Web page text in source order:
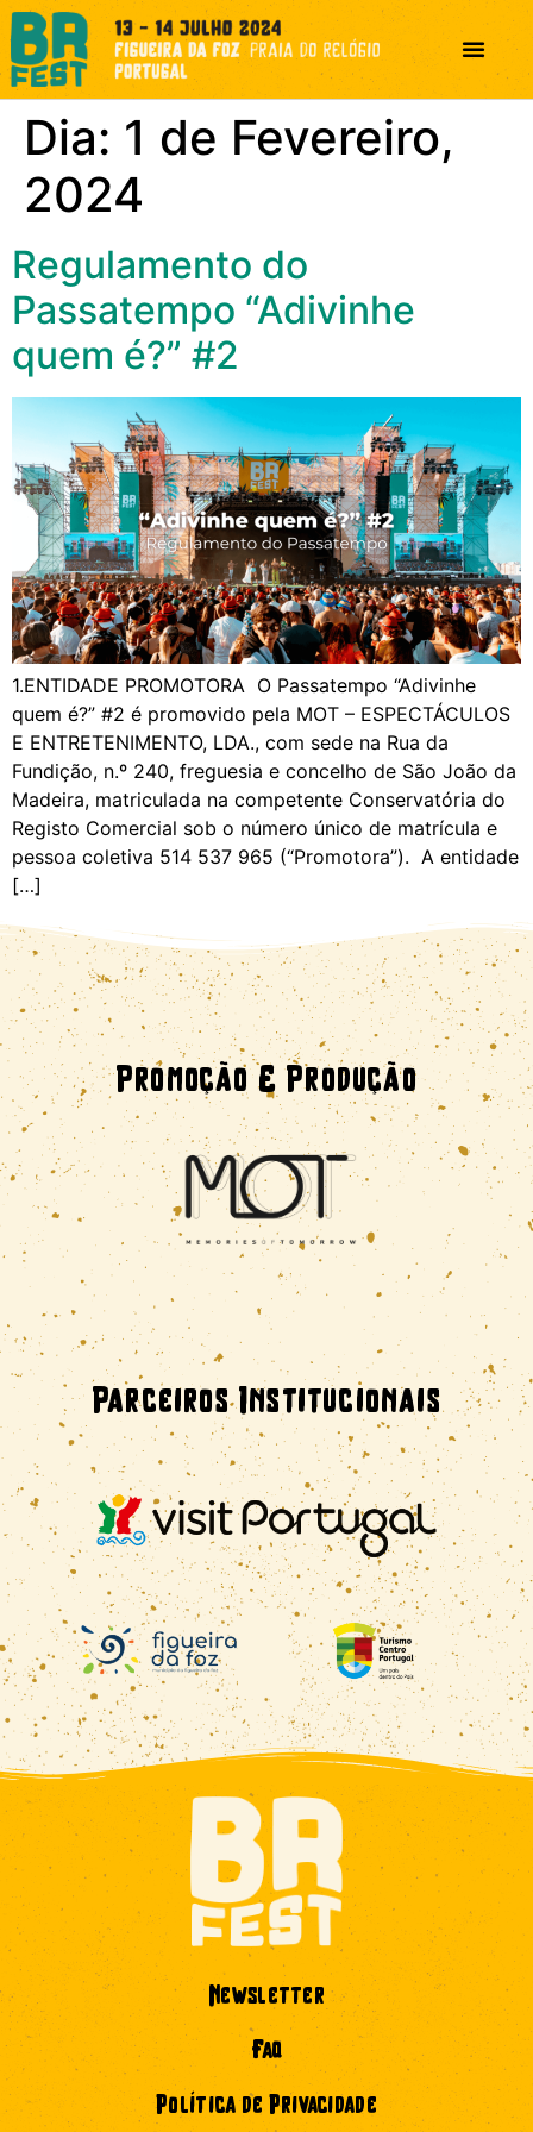
Dia: 1 de Fevereiro,
2024
Regulamento do
Passatempo “Adivinhe
quem é?” #2
1.ENTIDADE PROMOTORA O Passatempo “Adivinhe
quem é?” #2 é promovido pela MOT – ESPECTÁCULOS
E ENTRETENIMENTO, LDA., com sede na Rua da
Fundição, n.º 240, freguesia e concelho de São João da
Madeira, matriculada na competente Conservatória do
Registo Comercial sob o número único de matrícula e
pessoa coletiva 514 537 965 (“Promotora”). A entidade
[…]
Promoção E Produção
Parceiros Institucionais
Newsletter
Faq
Política de Privacidade